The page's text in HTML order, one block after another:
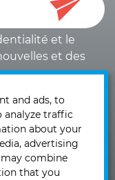
et le
et des
and ads, to
analyze traffic
about your
advertising
combine
that you